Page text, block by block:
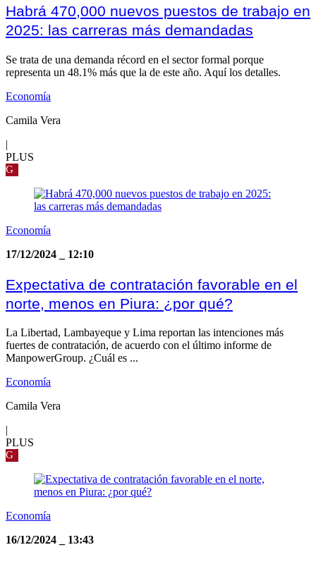
Habrá 470,000 nuevos puestos de trabajo en
2025: las carreras más demandadas
Se trata de una demanda récord en el sector formal porque
representa un 48.1% más que la de este año. Aquí los detalles.
Economía
Camila Vera
|
PLUS
G
Economía
17/12/2024
12:10
Expectativa de contratación favorable en el
norte, menos en Piura: ¿por qué?
La Libertad, Lambayeque y Lima reportan las intenciones más
fuertes de contratación, de acuerdo con el último informe de
ManpowerGroup. ¿Cuál es ...
Economía
Camila Vera
PLUS
G
Economía
16/12/2024
13:43